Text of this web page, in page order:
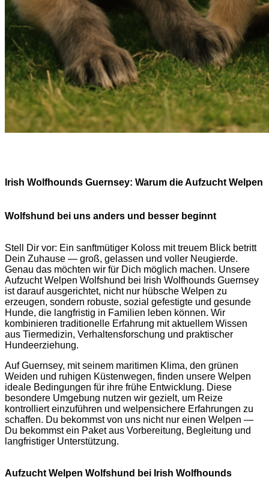
Irish Wolfhounds Guernsey: Warum die Aufzucht Welpen
Wolfshund bei uns anders und besser beginnt
Stell Dir vor: Ein sanftmütiger Koloss mit treuem Blick betritt
Dein Zuhause — groß, gelassen und voller Neugierde.
Genau das möchten wir für Dich möglich machen. Unsere
Aufzucht Welpen Wolfshund bei Irish Wolfhounds Guernsey
ist darauf ausgerichtet, nicht nur hübsche Welpen zu
erzeugen, sondern robuste, sozial gefestigte und gesunde
Hunde, die langfristig in Familien leben können. Wir
kombinieren traditionelle Erfahrung mit aktuellem Wissen
aus Tiermedizin, Verhaltensforschung und praktischer
Hundeerziehung.
Auf Guernsey, mit seinem maritimen Klima, den grünen
Weiden und ruhigen Küstenwegen, finden unsere Welpen
ideale Bedingungen für ihre frühe Entwicklung. Diese
besondere Umgebung nutzen wir gezielt, um Reize
kontrolliert einzuführen und welpensichere Erfahrungen zu
schaffen. Du bekommst von uns nicht nur einen Welpen —
Du bekommst ein Paket aus Vorbereitung, Begleitung und
langfristiger Unterstützung.
Aufzucht Welpen Wolfshund bei Irish Wolfhounds